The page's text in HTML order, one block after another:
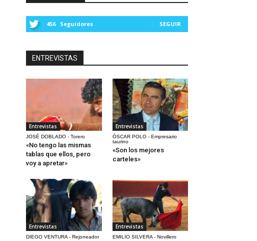
456 Seguidores SEGUIR
ENTREVISTAS
Entrevistas
JOSÉ DOBLADO - Torero
«No tengo las mismas
tablas que ellos, pero
voy a apretar»
Entrevistas
ÓSCAR POLO - Empresario
taurino
«Son los mejores
carteles»
Entrevistas
DIEGO VENTURA - Rejoneador
Entrevistas
EMILIO SILVERA - Novillero